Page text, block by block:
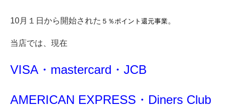
10月１日から開始された ５％ポイント還元事業。
当店では、現在
VISA・mastercard・JCB
AMERICAN EXPRESS・Diners Club